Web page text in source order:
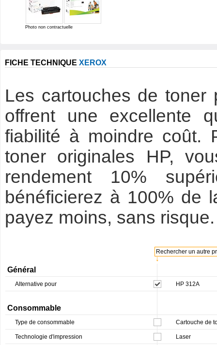
Photo non contractuelle
FICHE TECHNIQUE XEROX
Les cartouches de toner
offrent une excellente
fiabilité à moindre coût.
toner originales HP,
rendement 10%
bénéficierez à 100% de
payez moins, sans
↓
Rechercher un autre
Général
Alternative pour HP 312A
Consommable
Type de consommable Cartouche de
Technologie d'impression Laser